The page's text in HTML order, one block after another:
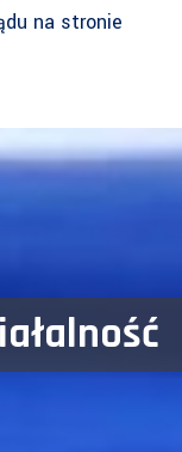
na stronie